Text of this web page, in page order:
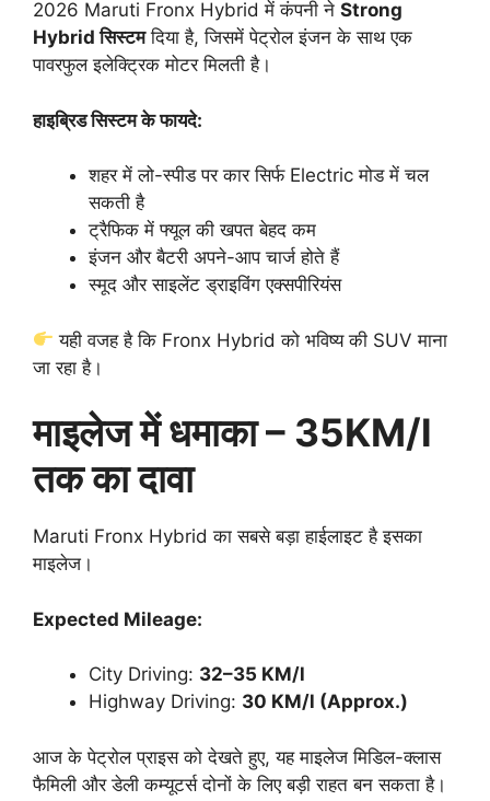
2026 Maruti Fronx Hybrid में कंपनी ने Strong
Hybrid सिस्टमदिया है, जिसमें पेट्रोल इंजन के साथ एक
पावरफुल इलेक्ट्रिक मोटर मिलती है।
हाइब्रिड सिस्टम के फायदे:
शहर में लो-स्पीड पर कार सिर्फ Electric मोड में चल
सकती है
ट्रैफिक में फ्यूल की खपत बेहद कम
इंजन और बैटरी अपने-आप चार्ज होते हैं
स्मूद और साइलेंट ड्राइविंग एक्सपीरियंस
यही वजह है कि Fronx Hybrid को भविष्य की SUV माना
जा रहा है।
माइलेज में धमाका – 35KM/l
तक का दावा
Maruti Fronx Hybrid का सबसे बड़ा हाईलाइट है इसका
माइलेज।
Expected Mileage:
City Driving: 32–35 KM/l
Highway Driving: 30 KM/l (Approx.)
आज के पेट्रोल प्राइस को देखते हुए, यह माइलेज मिडिल-क्लास
फैमिली और डेली कम्यूटर्स दोनों के लिए बड़ी राहत बन सकता है।